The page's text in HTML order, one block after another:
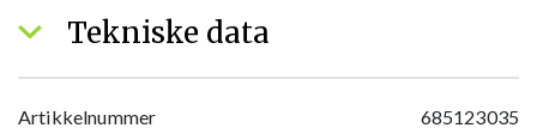
Tekniske data
Artikkelnummer 685123035